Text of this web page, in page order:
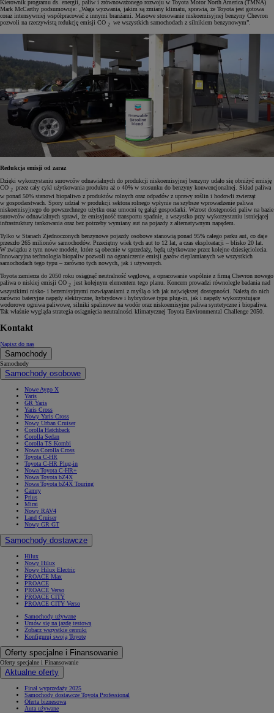
Kierownik programu ds. energii, paliw i zrównoważonego rozwoju w Toyota Motor North America (TMNA)
Mark McCarthy podsumowuje: „Waga wyzwania, jakim są zmiany klimatu, sprawia, że Toyota jest gotowa
coraz intensywniej współpracować z innymi branżami. Masowe stosowanie niskoemisyjnej benzyny Chevron
pozwoli na rzeczywistą redukcję emisji CO 2 we wszystkich samochodach z silnikiem benzynowym”.
Redukcja emisji od zaraz
Dzięki wykorzystaniu surowców odnawialnych do produkcji niskoemisyjnej benzyny udało się obniżyć emisję
CO 2 przez cały cykl użytkowania produktu aż o 40% w stosunku do benzyny konwencjonalnej. Skład paliwa
w ponad 50% stanowi biopaliwo z produktów rolnych oraz odpadów z uprawy roślin i hodowli zwierząt
w gospodarstwach. Spory udział w produkcji sektora rolnego wpłynie na szybsze wprowadzenie paliwa
niskoemisyjnego do powszechnego użytku oraz umocni tę gałąź gospodarki. Wzrost dostępności paliw na bazie
surowców odnawialnych sprawi, że emisyjność transportu spadnie, a wszystko przy wykorzystaniu istniejącej
infrastruktury tankowania oraz bez potrzeby wymiany aut na pojazdy z alternatywnym napędem.
Tylko w Stanach Zjednoczonych benzynowe pojazdy osobowe stanowią ponad 95% całego parku aut, co daje
przeszło 265 milionów samochodów. Przeciętny wiek tych aut to 12 lat, a czas eksploatacji – blisko 20 lat.
W związku z tym nowe modele, które są obecnie w sprzedaży, będą użytkowane przez kolejne dziesięciolecia.
Innowacyjna technologia biopaliw pozwoli na ograniczenie emisji gazów cieplarnianych we wszystkich
samochodach tego typu – zarówno tych nowych, jak i używanych.
Toyota zamierza do 2050 roku osiągnąć neutralność węglową, a opracowanie wspólnie z firmą Chevron nowego
paliwa o niskiej emisji CO 2 jest kolejnym elementem tego planu. Koncern prowadzi równolegle badania nad
wszystkimi nisko- i bezemisyjnymi rozwiązaniami z myślą o ich jak największej dostępności. Należą do nich
zarówno bateryjne napędy elektryczne, hybrydowe i hybrydowe typu plug-in, jak i napędy wykorzystujące
wodorowe ogniwa paliwowe, silniki spalinowe na wodór oraz niskoemisyjne paliwa syntetyczne i biopaliwa.
Tak właśnie wygląda strategia osiągnięcia neutralności klimatycznej Toyota Environmental Challenge 2050.
Kontakt
Napisz do nas
Samochody
Samochody
Samochody osobowe
Nowe Aygo X
Yaris
GR Yaris
Yaris Cross
Nowy Yaris Cross
Nowy Urban Cruiser
Corolla Hatchback
Corolla Sedan
Corolla TS Kombi
Nowa Corolla Cross
Toyota C-HR
Toyota C-HR Plug-in
Nowa Toyota C-HR+
Nowa Toyota bZ4X
Nowa Toyota bZ4X Touring
Camry
Prius
Mirai
Nowy RAV4
Land Cruiser
Nowy GR GT
Samochody dostawcze
Hilux
Nowy Hilux
Nowy Hilux Electric
PROACE Max
PROACE
PROACE Verso
PROACE CITY
PROACE CITY Verso
Samochody używane
Umów się na jazdę testową
Zobacz wszystkie cenniki
Konfiguruj swoją Toyotę
Oferty specjalne i Finansowanie
Oferty specjalne i Finansowanie
Aktualne oferty
Finał wyprzedaży 2025
Samochody dostawcze Toyota Professional
Oferta biznesowa
Auta używane